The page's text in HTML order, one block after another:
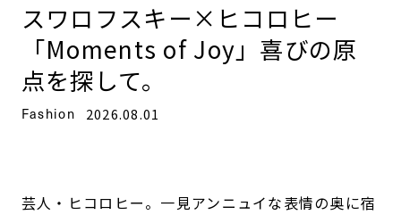
スワロフスキー×ヒコロヒー
「Moments of Joy」喜びの原
点を探して。
Fashion 2026.08.01
芸人・ヒコロヒー。一見アンニュイな表情の奥に宿